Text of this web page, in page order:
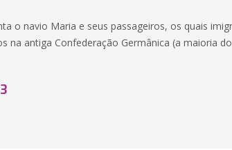
o navio Maria e seus passageiros, os quais
na antiga Confederação Germânica (a maioria